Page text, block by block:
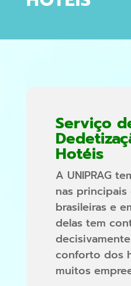
Serviço
Hotéis
A UNIPRAG
nas
brasileiras e
delas tem
conforto dos
muitos